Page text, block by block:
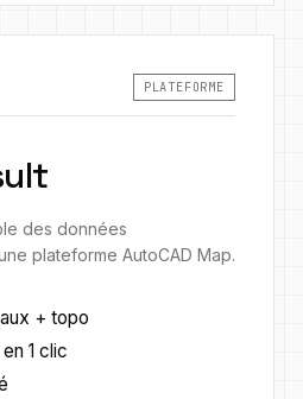
PLATEFORME
des données
plateforme AutoCAD Map.
+ topo
1 clic